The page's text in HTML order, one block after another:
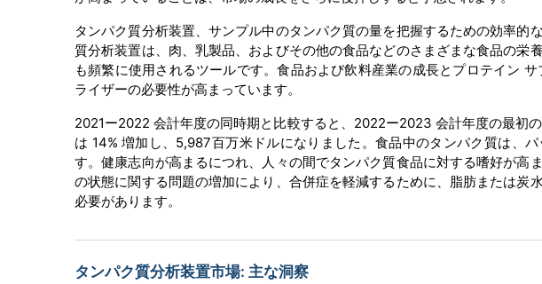
タンパク質分析装置、サンプル中のタンパク質の量を把握するための効率的
質分析装置は、肉、乳製品、およびその他の食品などのさまざまな食品の栄
も頻繁に使用されるツールです。食品および飲料産業の成長とプロテイン
ライザーの必要性が高まっています。
2021ー2022 会計年度の同時期と比較すると、2022ー2023 会計年度の最初
は 14% 増加し、5,987百万米ドルになりました。食品中のタンパク質は、
す。健康志向が高まるにつれ、人々の間でタンパク質食品に対する嗜好が高
の状態に関する問題の増加により、合併症を軽減するために、脂肪または炭
必要があります。
タンパク質分析装置市場: 主な洞察